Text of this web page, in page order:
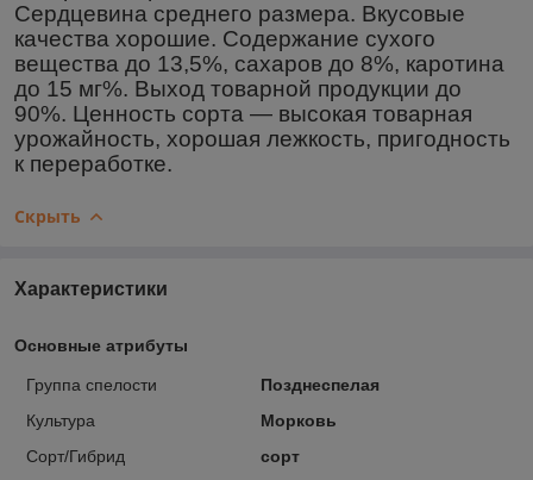
Сердцевина среднего размера. Вкусовые
качества хорошие. Содержание сухого
вещества до 13,5%, сахаров до 8%, каротина
до 15 мг%. Выход товарной продукции до
90%. Ценность сорта ― высокая товарная
урожайность, хорошая лежкость, пригодность
к переработке.
Скрыть
Характеристики
Основные атрибуты
Группа спелости
Позднеспелая
Культура
Морковь
Сорт/Гибрид
сорт